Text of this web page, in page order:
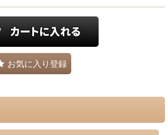
お気に入り登録